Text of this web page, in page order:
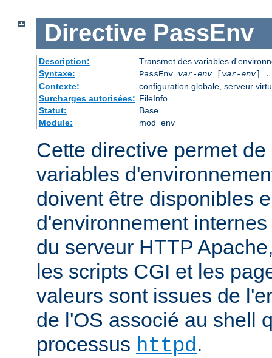
Directive PassEnv
Description:
Transmet des variables
Syntaxe:
PassEnv var-env[var-env]
Contexte:
configuration globale, serveur
Surcharges autorisées: FileInfo
Statut:
Base
Module:
mod_env
Cette directive permet
variables
doivent être disponibles
d'environnement
du serveur HTTP
les scripts CGI et les
valeurs sont issues de
de l'OS associé au shell
processus httpd.